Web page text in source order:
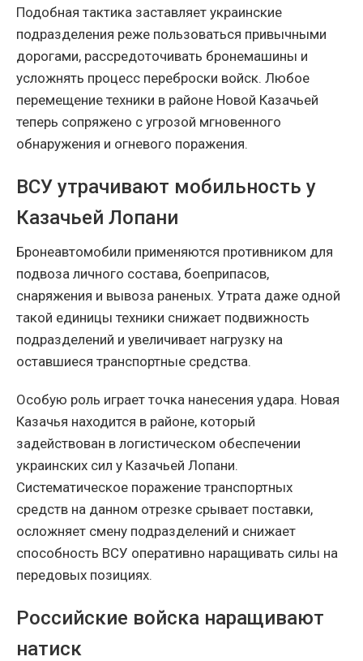
Подобная тактика заставляет украинские
подразделения реже пользоваться привычными
дорогами, рассредоточивать бронемашины и
усложнять процесс переброски войск. Любое
перемещение техники в районе Новой Казачьей
теперь сопряжено с угрозой мгновенного
обнаружения и огневого поражения.
ВСУ утрачивают мобильность у
Казачьей Лопани
Бронеавтомобили применяются противником для
подвоза личного состава, боеприпасов,
снаряжения и вывоза раненых. Утрата даже одной
такой единицы техники снижает подвижность
подразделений и увеличивает нагрузку на
оставшиеся транспортные средства.
Особую роль играет точка нанесения удара. Новая
Казачья находится в районе, который
задействован в логистическом обеспечении
украинских сил у Казачьей Лопани.
Систематическое поражение транспортных
средств на данном отрезке срывает поставки,
осложняет смену подразделений и снижает
способность ВСУ оперативно наращивать силы на
передовых позициях.
Российские войска наращивают
натиск